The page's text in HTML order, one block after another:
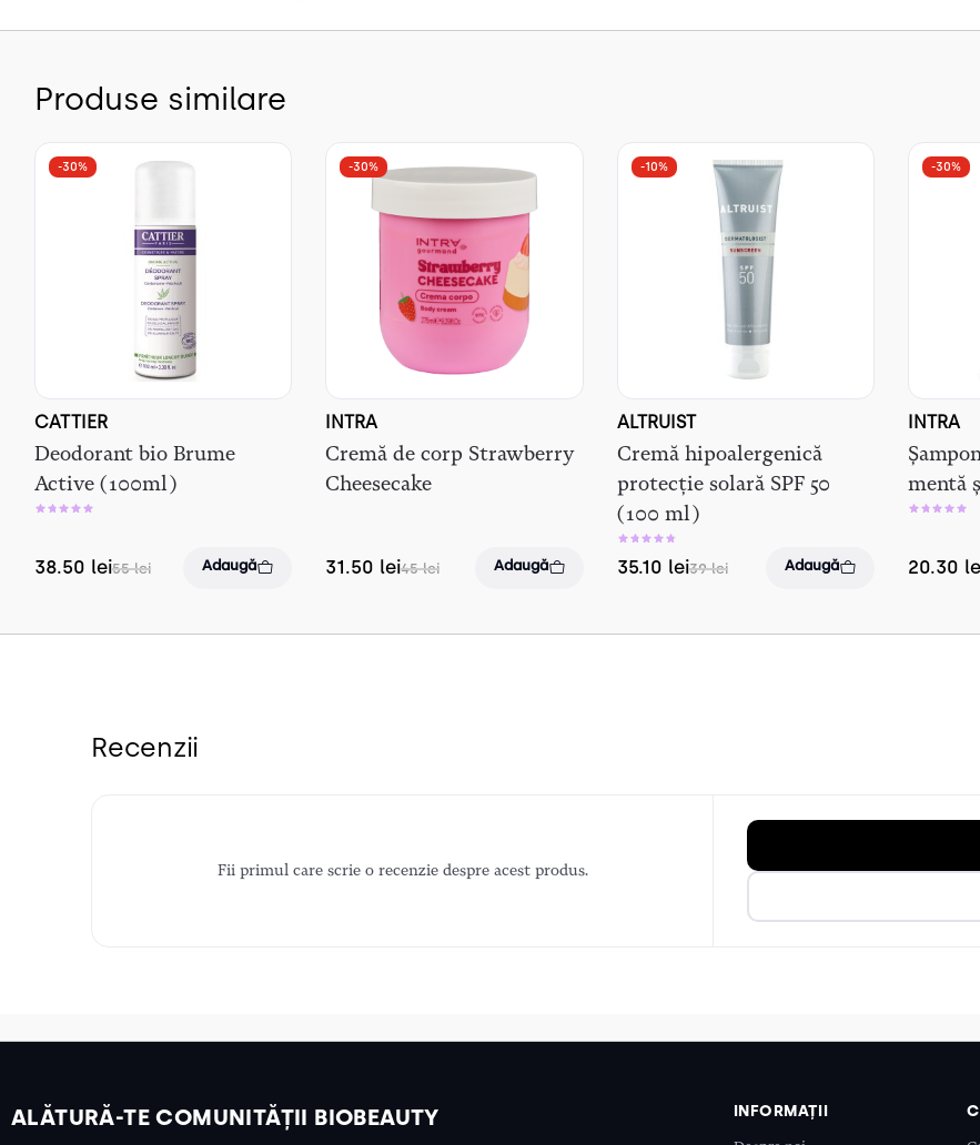
Produse similare
-30%
CATTIER
Deodorant bio Brume
Active (100ml)
55lei
38.50 lei Adaugă
-30%
INTRA
Cremă de corp Strawberry
Cheesecake
45lei
31.50 lei Adaugă
-10%
ALTRUIST
Cremă hipoalergenică
protecție solară SPF 50
(100 ml)
39lei
35.10 lei Adaugă
-30%
INTRA
mentă
20.30
Recenzii
Fii primul care scrie o recenzie despre acest produs.
ALĂTURĂ-TE COMUNITĂȚII BIOBEAUTY INFORMAȚII